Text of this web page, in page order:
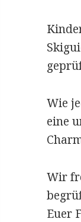
Wie
eine
Wir
Euer